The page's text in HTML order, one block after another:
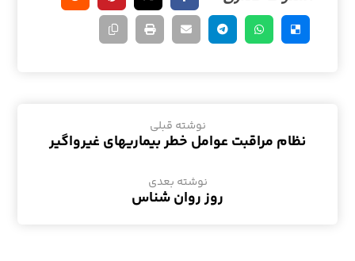
نوشته قبلی
نظام مراقبت عوامل خطر بیماریهای غیرواگیر
نوشته بعدی
روز روان شناس